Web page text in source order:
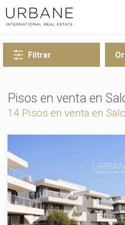
Filtrar
Pisos en venta en
14 Pisos en venta en